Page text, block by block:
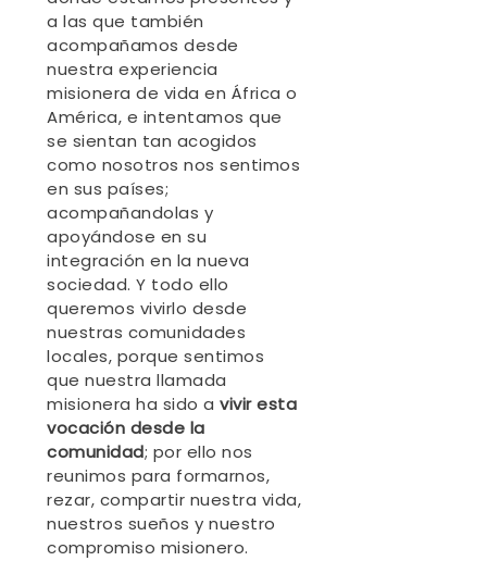
a las que también
acompañamos desde
nuestra experiencia
misionera de vida en África o
América, e intentamos que
se sientan tan acogidos
como nosotros nos sentimos
en sus países;
acompañandolas y
apoyándose en su
integración en la nueva
sociedad. Y todo ello
queremos vivirlo desde
nuestras comunidades
locales, porque sentimos
que nuestra llamada
misionera ha sido avivir esta
vocación desde la
comunidad; por ello nos
reunimos para formarnos,
rezar, compartir nuestra vida,
nuestros sueños y nuestro
compromiso misionero.